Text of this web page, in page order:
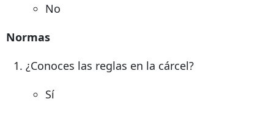
No
Normas
¿Conoces las reglas en la cárcel?
Sí